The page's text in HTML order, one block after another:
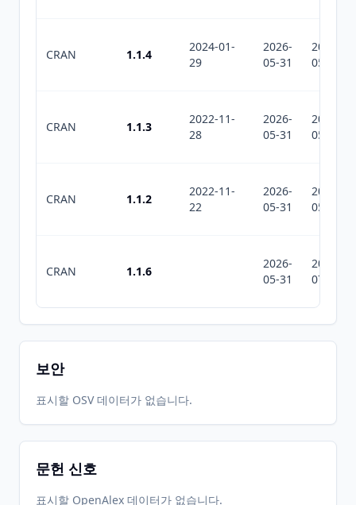
CRAN 1.1.4
2024-01-
29
2026-
05-31
2026-
05-31
CRAN 1.1.3
2022-11-
28
2026-
05-31
2026-
05-31
CRAN 1.1.2
2022-11-
22
2026-
05-31
2026-
05-31
CRAN 1.1.6
2026-
05-31
2026-
07-10
보안
표시할 OSV 데이터가 없습니다.
문헌 신호
표시할 OpenAlex 데이터가 없습니다.